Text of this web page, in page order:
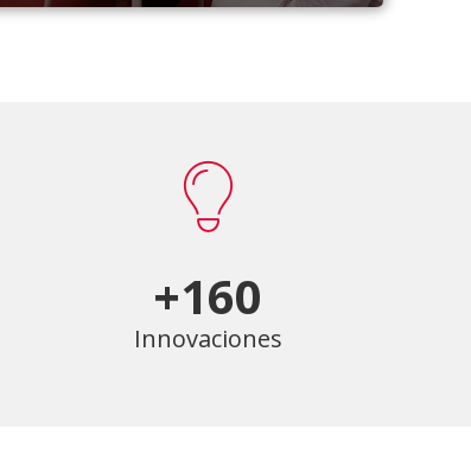
+160
Innovaciones